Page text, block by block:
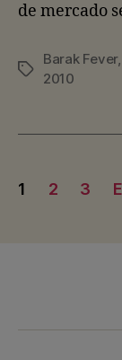
de mercado
Etiquetas
Barak Fever,
2010
1 2 3